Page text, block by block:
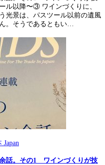
以降〜③ ワインづくりに、
光景は、パスツール以前の遺風
。そうであるともい…
Japan
話。その1 ワインづくりが技